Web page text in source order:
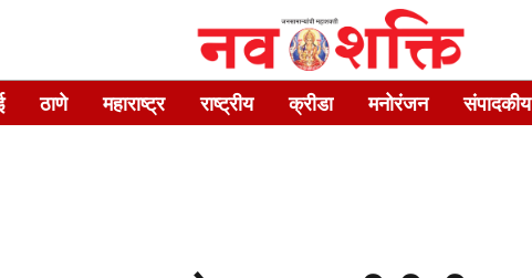
ठाणे महाराष्ट्र राष्ट्रीय क्रीडा मनोरंजन संपादकीय